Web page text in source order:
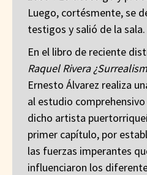
Luego, cortésmente, se
testigos y salió de la sala.
En el libro de reciente
Raquel Rivera
Ernesto Álvarez realiza
al estudio
dicho artista
primer capítulo, por
las fuerzas imperantes
influenciaron los